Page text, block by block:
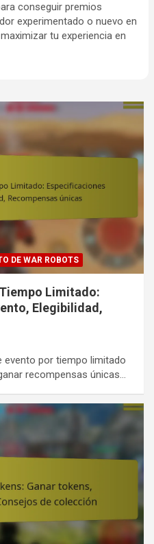
conseguir premios
experimentado o nuevo en
tu experiencia en
DE WAR ROBOTS
Limitado:
Elegibilidad,
evento por tiempo limitado
recompensas únicas…